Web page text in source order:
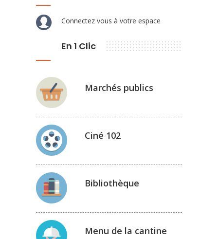
Connectez vous à votre espace
En 1 Clic
Marchés publics
Ciné 102
Bibliothèque
Menu de la cantine